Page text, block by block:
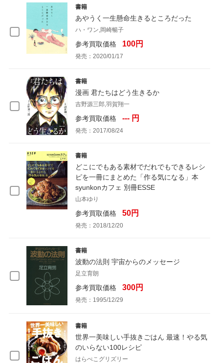
書籍
あやうく一生懸命生きるところだった
ハ・ワン,岡崎暢子
参考買取価格 100円
発売：2020/01/17
書籍
漫画 君たちはどう生きるか
吉野源三郎,羽賀翔一
参考買取価格 --- 円
発売：2017/08/24
書籍
どこにでもある素材でだれでもできるレシ
ピを一冊にまとめた「作る気になる」本
syunkonカフェ 別冊ESSE
山本ゆり
参考買取価格 50円
発売：2018/12/20
書籍
波動の法則 宇宙からのメッセージ
足立育朗
参考買取価格 300円
発売：1995/12/29
書籍
世界一美味しい手抜きごはん 最速！やる気
のいらない100レシピ
はらぺこグリズリー